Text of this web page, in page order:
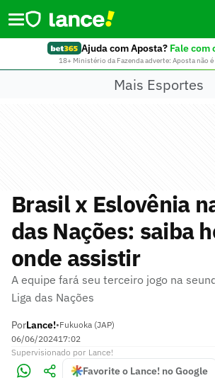
Ajuda com Aposta? Fale com
18+ Ministério da Fazenda adverte: Aposta não
Mais Esportes
Brasil x Eslovênia
das Nações: saiba
onde assistir
A equipe fará seu terceiro jogo na
Liga das Nações
PorLance!•Fukuoka (JAP)
06/06/202417:02
Supervisionado por Lance!
Favorite o Lance! no Google